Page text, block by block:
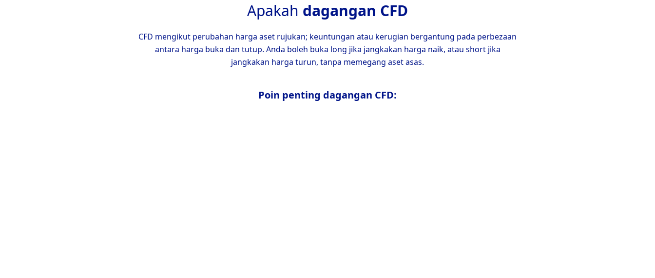
Apakah dagangan CFD
CFD mengikut perubahan harga aset rujukan; keuntungan atau kerugian bergantung pada perbezaan
antara harga buka dan tutup. Anda boleh buka long jika jangkakan harga naik, atau short jika
jangkakan harga turun, tanpa memegang aset asas.
Poin penting dagangan CFD: